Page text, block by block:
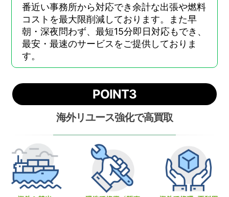
番近い事務所から対応でき余計な出張や燃料
コストを最大限削減しております。また早
朝・深夜問わず、最短15分即日対応もでき、
最安・最速のサービスをご提供しておりま
す。
POINT3
海外リユース強化で高買取